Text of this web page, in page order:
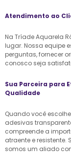
Atendimento ao
Na Tríade Aquarela
lugar. Nossa equipe
perguntas, fornecer
conosco seja
Sua Parceira para
Qualidade
Quando você
adesivas
compreende a
atraente e
somos um aliado